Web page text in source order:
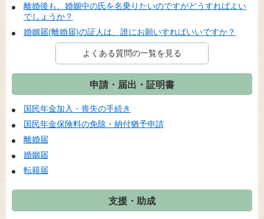
離婚後も、婚姻中の氏を名乗りたいのですがどうすればよい
でしょうか？
婚姻届(離婚届)の証人は、誰にお願いすればいいですか？
よくある質問の一覧を見る
申請・届出・証明書
国民年金加入・喪失の手続き
国民年金保険料の免除・納付猶予申請
離婚届
婚姻届
転籍届
支援・助成